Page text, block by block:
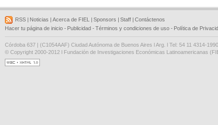
RSS | Noticias | Acerca de FIEL | Sponsors | Staff | Contáctenos
Hacer tu página de inicio - Publicidad - Términos y condiciones de uso - Política de
Córdoba 637 | (C1054AAF) Ciudad Autónoma de Buenos Aires l Arg. l Tel: 54 11 4314-1990
© Copyright 2000-2012 l Fundación de Investigaciones Económicas Latinoamericanas